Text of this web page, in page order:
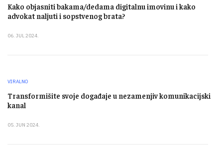
Kako objasniti bakama/dedama digitalnu imovinu i kako
advokat naljuti i sopstvenog brata?
06. JUL 2024.
VIRALNO
Transformišite svoje događaje u nezamenjiv komunikacijski
kanal
05. JUN 2024.